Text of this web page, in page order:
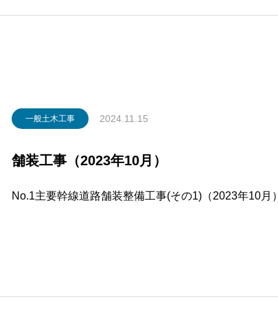
一般土木工事 2024.11.15
舗装工事（2023年10月）
No.1主要幹線道路舗装整備工事(その1)（2023年10月）